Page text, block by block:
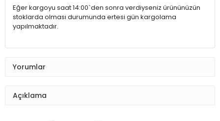
Eğer kargoyu saat 14:00`den sonra verdiyseniz ürününüzün
stoklarda olması durumunda ertesi gün kargolama
yapılmaktadır.
Yorumlar
Açıklama